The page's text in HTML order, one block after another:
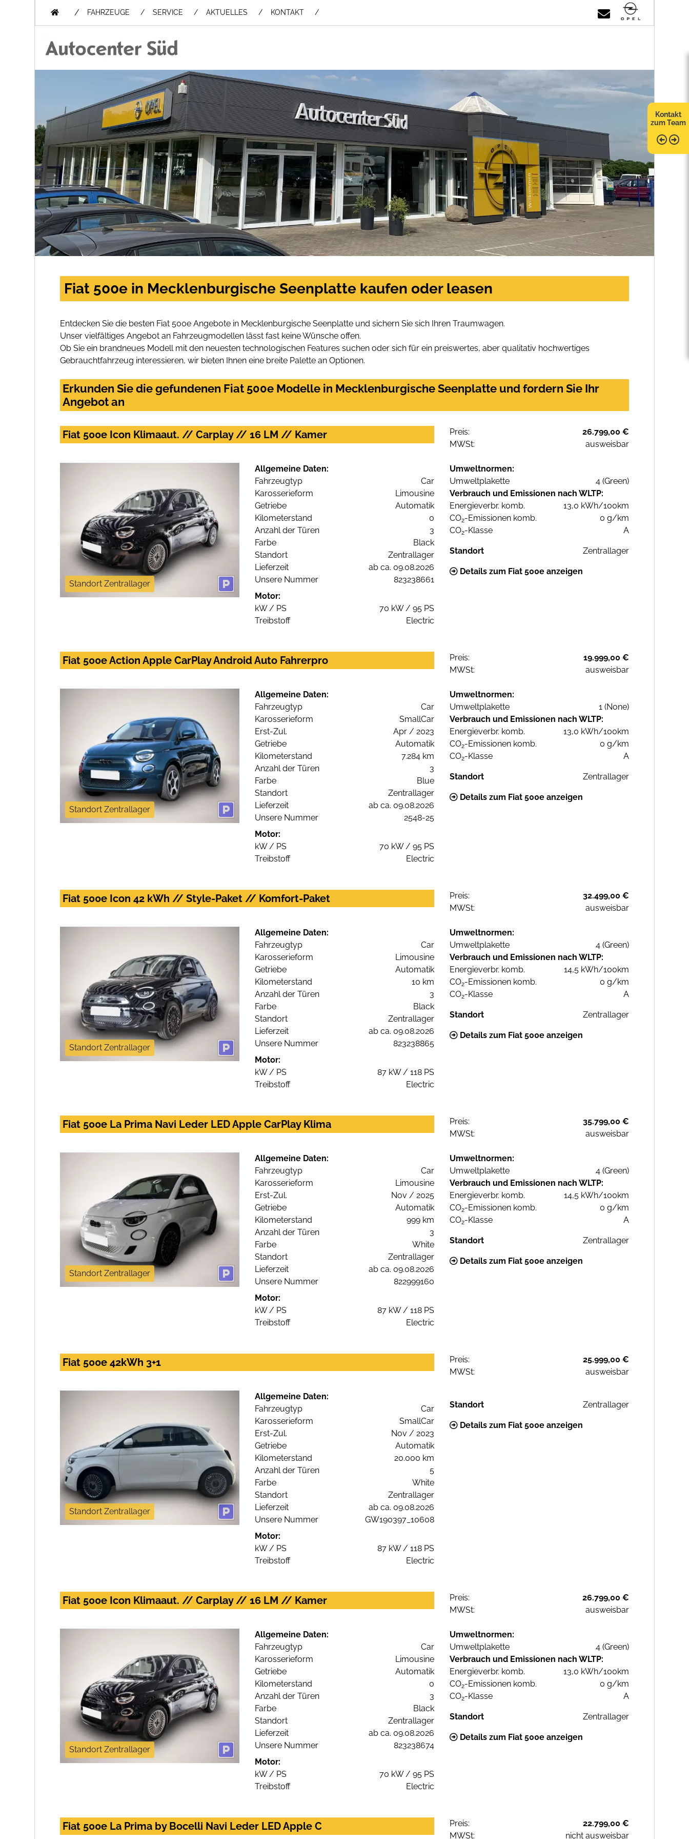
/ FAHRZEUGE SERVICE AKTUELLES KONTAKT
Kontakt
zum Team
Fiat 500e in Mecklenburgische Seenplatte kaufen oder leasen
Entdecken Sie die besten Fiat 500e Angebote in Mecklenburgische Seenplatte und sichern Sie sich Ihren Traumwagen.
Unser vielfältiges Angebot an Fahrzeugmodellen lässt fast keine Wünsche offen.
Ob Sie ein brandneues Modell mit den neuesten technologischen Features suchen oder sich für ein preiswertes, aber qualitativ hochwertiges
Gebrauchtfahrzeug interessieren, wir bieten Ihnen eine breite Palette an Optionen.
Erkunden Sie die gefundenen Fiat 500e Modelle in Mecklenburgische Seenplatte und fordern Sie Ihr
Angebot an
Fiat 500e Icon Klimaaut. // Carplay // 16 LM // Kamer Preis:
26.799,00 €
MWSt:
ausweisbar
Standort Zentrallager
Allgemeine Daten:
Fahrzeugtyp
Car
Karosserieform
Limousine
Getriebe
Automatik
Kilometerstand
0
Anzahl der Türen
3
Farbe
Black
Standort
Zentrallager
Lieferzeit
ab ca. 09.08.2026
Unsere Nummer
823238661
Motor:
kW / PS
70 kW / 95 PS
Treibstoff
Electric
Umweltnormen:
Umweltplakette
4 (Green)
Verbrauch und Emissionen nach WLTP:
Energieverbr. komb.
13,0 kWh/100km
CO2-Emissionen komb.
0 g/km
CO2-Klasse A
Standort Zentrallager
Details zum Fiat 500e anzeigen
Fiat 500e Action Apple CarPlay Android Auto Fahrerpro Preis:
19.999,00 €
MWSt:
ausweisbar
Standort Zentrallager
Allgemeine Daten:
Fahrzeugtyp
Car
Karosserieform
SmallCar
Erst-Zul.
Apr / 2023
Getriebe
Automatik
Kilometerstand
7.284 km
Anzahl der Türen
3
Farbe
Blue
Standort
Zentrallager
Lieferzeit
ab ca. 09.08.2026
Unsere Nummer
2548-25
Motor:
kW / PS
70 kW / 95 PS
Treibstoff
Electric
Umweltnormen:
Umweltplakette
1 (None)
Verbrauch und Emissionen nach WLTP:
Energieverbr. komb.
13,0 kWh/100km
CO2-Emissionen komb.
0 g/km
CO2-Klasse A
Standort Zentrallager
Details zum Fiat 500e anzeigen
Fiat 500e Icon 42 kWh // Style-Paket // Komfort-Paket Preis:
32.499,00 €
MWSt:
ausweisbar
Standort Zentrallager
Allgemeine Daten:
Fahrzeugtyp
Car
Karosserieform
Limousine
Getriebe
Automatik
Kilometerstand
10 km
Anzahl der Türen
3
Farbe
Black
Standort
Zentrallager
Lieferzeit
ab ca. 09.08.2026
Unsere Nummer
823238865
Motor:
kW / PS
87 kW / 118 PS
Treibstoff
Electric
Umweltnormen:
Umweltplakette
4 (Green)
Verbrauch und Emissionen nach WLTP:
Energieverbr. komb.
14,5 kWh/100km
CO2-Emissionen komb.
0 g/km
CO2-Klasse A
Standort Zentrallager
Details zum Fiat 500e anzeigen
Fiat 500e La Prima Navi Leder LED Apple CarPlay Klima Preis:
35.799,00 €
MWSt:
ausweisbar
Standort Zentrallager
Allgemeine Daten:
Fahrzeugtyp
Car
Karosserieform
Limousine
Erst-Zul.
Nov / 2025
Getriebe
Automatik
Kilometerstand
999 km
Anzahl der Türen
3
Farbe
White
Standort
Zentrallager
Lieferzeit
ab ca. 09.08.2026
Unsere Nummer
822999160
Motor:
kW / PS
87 kW / 118 PS
Treibstoff
Electric
Umweltnormen:
Umweltplakette
4 (Green)
Verbrauch und Emissionen nach WLTP:
Energieverbr. komb.
14,5 kWh/100km
CO2-Emissionen komb.
0 g/km
CO2-Klasse A
Standort Zentrallager
Details zum Fiat 500e anzeigen
Fiat 500e 42kWh 3+1 Preis:
25.999,00 €
MWSt:
ausweisbar
Standort Zentrallager
Allgemeine Daten:
Fahrzeugtyp
Car
Karosserieform
SmallCar
Erst-Zul.
Nov / 2023
Getriebe
Automatik
Kilometerstand
20.000 km
Anzahl der Türen
5
Farbe
White
Standort
Zentrallager
Lieferzeit
ab ca. 09.08.2026
Unsere Nummer
GW190397_10608
Motor:
kW / PS
87 kW / 118 PS
Treibstoff
Electric
Standort Zentrallager
Details zum Fiat 500e anzeigen
Fiat 500e Icon Klimaaut. // Carplay // 16 LM // Kamer Preis:
26.799,00 €
MWSt:
ausweisbar
Standort Zentrallager
Allgemeine Daten:
Fahrzeugtyp
Car
Karosserieform
Limousine
Getriebe
Automatik
Kilometerstand
0
Anzahl der Türen
3
Farbe
Black
Standort
Zentrallager
Lieferzeit
ab ca. 09.08.2026
Unsere Nummer
823238674
Motor:
kW / PS
70 kW / 95 PS
Treibstoff
Electric
Umweltnormen:
Umweltplakette
4 (Green)
Verbrauch und Emissionen nach WLTP:
Energieverbr. komb.
13,0 kWh/100km
CO2-Emissionen komb.
0 g/km
CO2-Klasse A
Standort Zentrallager
Details zum Fiat 500e anzeigen
Fiat 500e La Prima by Bocelli Navi Leder LED Apple C Preis:
22.799,00 €
MWSt:
nicht ausweisbar